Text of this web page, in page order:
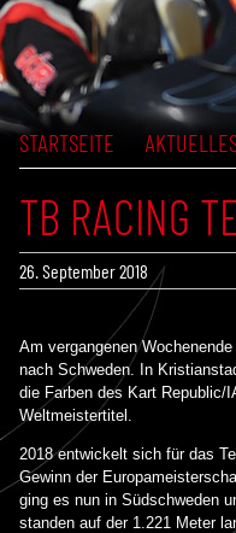
STARTSEITE
TB RACING
26. September 2018
Am vergangenen
nach Schweden. In
die Farben des Kart Republic/
Weltmeistertitel.
2018 entwickelt sich für das
Gewinn der
ging es nun in Südschweden
standen auf der 1.221 Meter